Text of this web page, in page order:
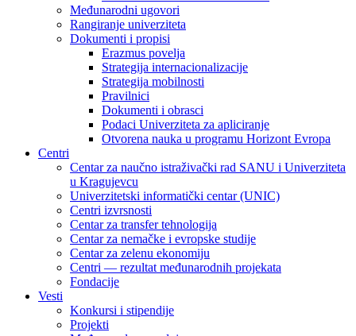
Međunarodni ugovori
Rangiranje univerziteta
Dokumenti i propisi
Erazmus povelja
Strategija internacionalizacije
Strategija mobilnosti
Pravilnici
Dokumenti i obrasci
Podaci Univerziteta za apliciranje
Otvorena nauka u programu Horizont Evropa
Centri
Centar za naučno istraživački rad SANU i Univerziteta
u Kragujevcu
Univerzitetski informatički centar (UNIC)
Centri izvrsnosti
Centar za transfer tehnologija
Centar za nemačke i evropske studije
Centar za zelenu ekonomiju
Centri — rezultat međunarodnih projekata
Fondacije
Vesti
Konkursi i stipendije
Projekti